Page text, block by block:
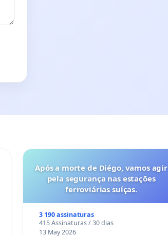
Após a morte de Diégo, vamos agir
pela segurança nas estações
ferroviárias suíças.
3 190 assinaturas
415 Assinaturas / 30 dias
13 May 2026